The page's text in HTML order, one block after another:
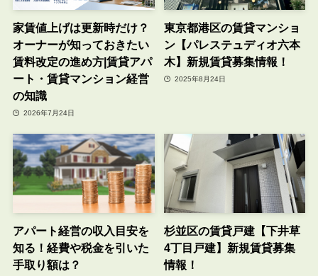
家賃値上げは更新時だけ？
オーナーが知っておきたい
賃料改定の進め方|賃貸アパ
ート・賃貸マンション経営
の知識
2026年7月24日
東京都港区の賃貸マンショ
ン【パレステュディオ六本
木】新規賃貸募集情報！
2025年8月24日
アパート経営の収入目安を
知る！経費や税金を引いた
手取り額は？
杉並区の賃貸戸建【下井草
4丁目戸建】新規賃貸募集
情報！